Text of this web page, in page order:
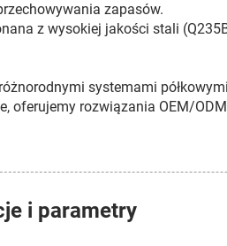
zapasów.
z wysokiej jakości stali
systemami
oferujemy rozwiązania OEM/
i parametry